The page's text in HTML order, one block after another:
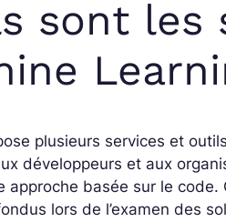
sont les
plusieurs services et
développeurs et aux
approche basée sur le code.
lors de l’examen des